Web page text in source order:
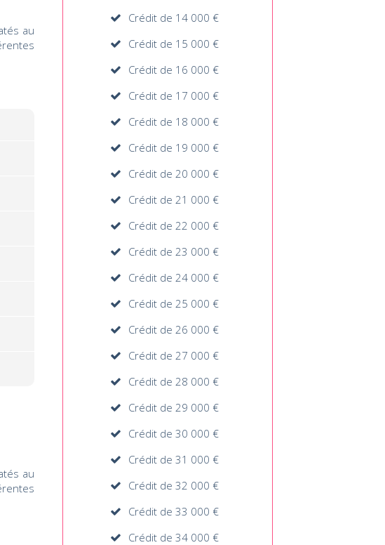
au
au
Crédit de 14 000 €
Crédit de 15 000 €
Crédit de 16 000 €
Crédit de 17 000 €
Crédit de 18 000 €
Crédit de 19 000 €
Crédit de 20 000 €
Crédit de 21 000 €
Crédit de 22 000 €
Crédit de 23 000 €
Crédit de 24 000 €
Crédit de 25 000 €
Crédit de 26 000 €
Crédit de 27 000 €
Crédit de 28 000 €
Crédit de 29 000 €
Crédit de 30 000 €
Crédit de 31 000 €
Crédit de 32 000 €
Crédit de 33 000 €
Crédit de 34 000 €